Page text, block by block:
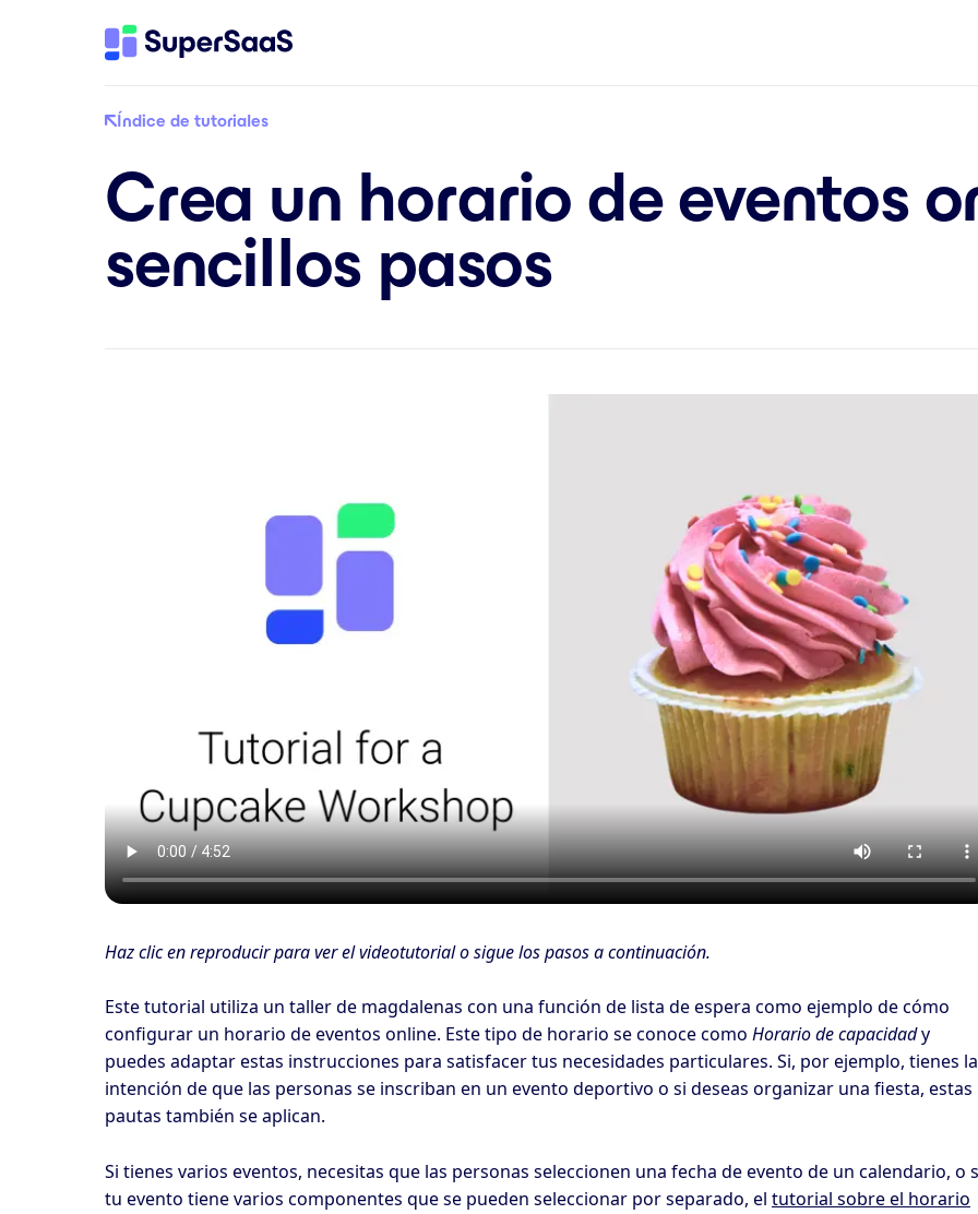
Índice de tutoriales
Crea un horario de eventos
sencillos pasos
Haz clic en reproducir para ver el videotutorial o sigue los pasos a continuación.
Este tutorial utiliza un taller de magdalenas con una función de lista de espera como ejemplo de cómo
configurar un horario de eventos online. Este tipo de horario se conoce como Horario de capacidady
puedes adaptar estas instrucciones para satisfacer tus necesidades particulares. Si, por ejemplo, tienes la
intención de que las personas se inscriban en un evento deportivo o si deseas organizar una fiesta, estas
pautas también se aplican.
Si tienes varios eventos, necesitas que las personas seleccionen una fecha de evento de un calendario, o
tu evento tiene varios componentes que se pueden seleccionar por separado, el tutorial sobre el horario